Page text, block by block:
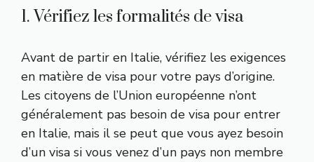
1. Vérifiez les formalités de visa
Avant de partir en Italie, vérifiez les exigences
en matière de visa pour votre pays d’origine.
Les citoyens de l’Union européenne n’ont
généralement pas besoin de visa pour entrer
en Italie, mais il se peut que vous ayez besoin
d’un visa si vous venez d’un pays non membre